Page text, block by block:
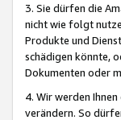
3. Sie dürfen die
nicht wie folgt
Produkte und
schädigen könnte,
Dokumenten oder
4. Wir werden
verändern. So